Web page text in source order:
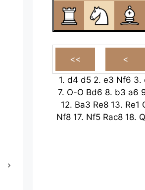
1. d4 d5 2. e3 Nf6 3.
7. O-O Bd6 8. b3 a6
12. Ba3 Re8 13. Re1
Nf8 17. Nf5 Rac8 18.